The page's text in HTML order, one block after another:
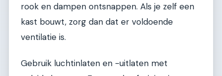
rook en dampen ontsnappen. Als je zelf een
kast bouwt, zorg dan dat er voldoende
ventilatie is.
Gebruik luchtinlaten en -uitlaten met